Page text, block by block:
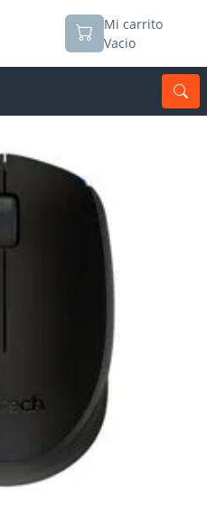
Mi carrito
Vacio